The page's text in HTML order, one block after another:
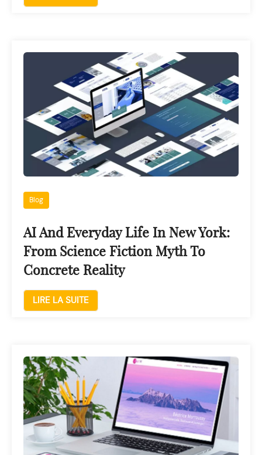
Blog
AI And Everyday Life In New York:
From Science Fiction Myth To
Concrete Reality
LIRE LA SUITE